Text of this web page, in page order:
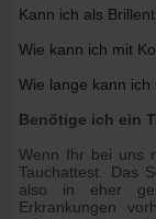
Kann ich als
Wie kann ich mit
Wie lange kann ich
Benötige ich ein
Wenn Ihr bei uns
Tauchattest. Das
also in eher
Erkrankungen